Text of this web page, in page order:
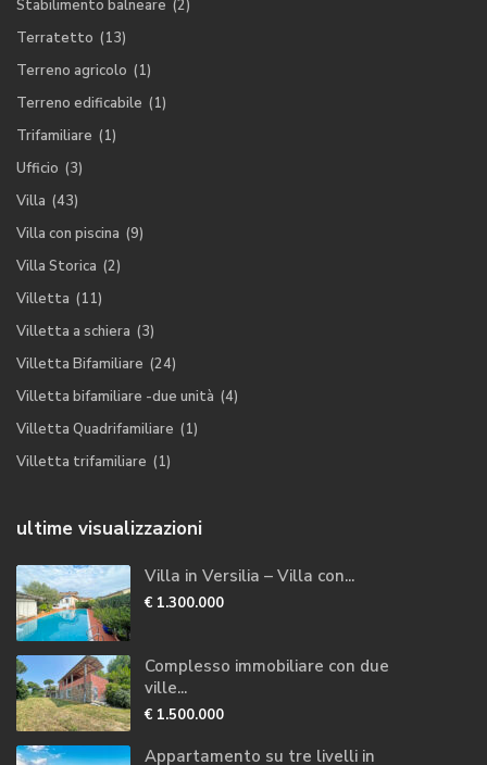
Stabilimento balneare (2)
Terratetto (13)
Terreno agricolo (1)
Terreno edificabile (1)
Trifamiliare (1)
Ufficio (3)
Villa (43)
Villa con piscina (9)
Villa Storica (2)
Villetta (11)
Villetta a schiera (3)
Villetta Bifamiliare (24)
Villetta bifamiliare -due unità (4)
Villetta Quadrifamiliare (1)
Villetta trifamiliare (1)
ultime visualizzazioni
Villa in Versilia – Villa con...
€ 1.300.000
Complesso immobiliare con due
ville...
€ 1.500.000
Appartamento su tre livelli in